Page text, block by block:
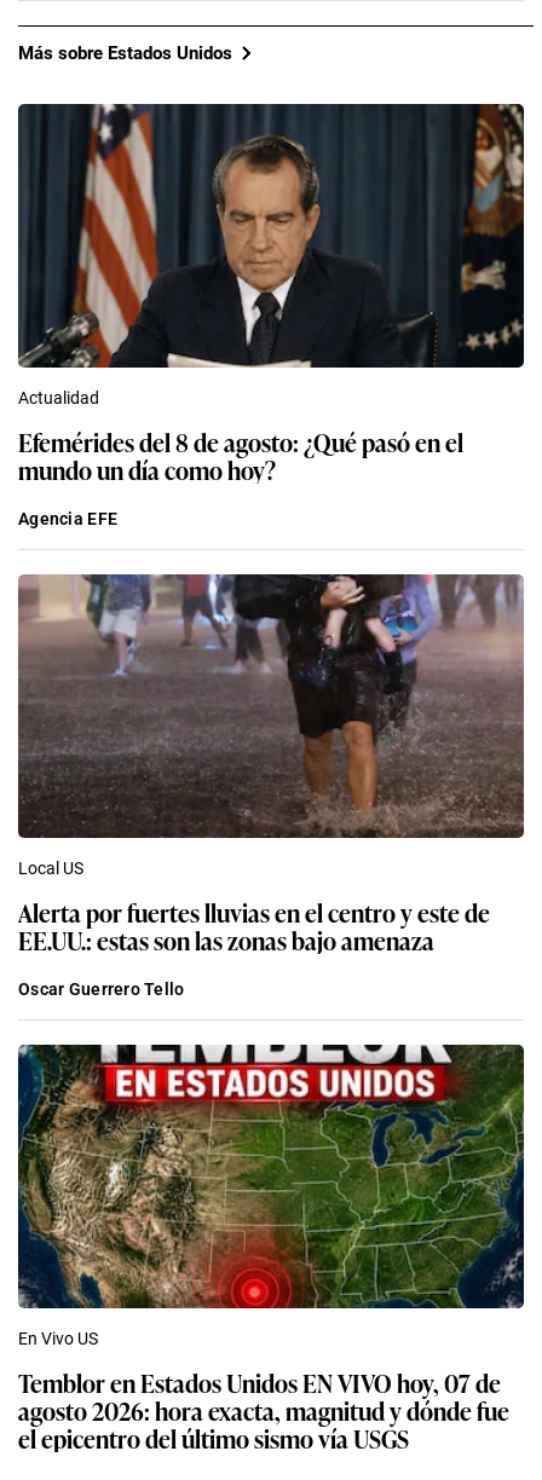
Más sobre Estados Unidos
Actualidad
Efemérides del 8 de agosto: ¿Qué pasó en el
mundo un día como hoy?
Agencia EFE
Local US
Alerta por fuertes lluvias en el centro y este de
EE.UU.: estas son las zonas bajo amenaza
Oscar Guerrero Tello
En Vivo US
Temblor en Estados Unidos EN VIVO hoy, 07 de
agosto 2026: hora exacta, magnitud y dónde fue
el epicentro del último sismo vía USGS